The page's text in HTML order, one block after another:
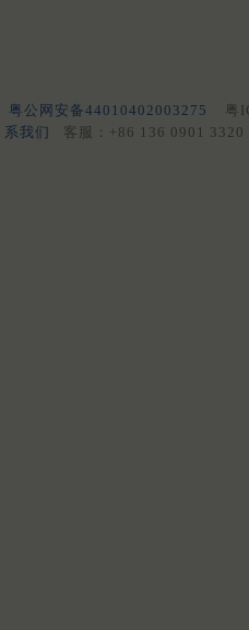
粤公网安备44010402003275 粤
系我们
客服：+86 136 0901 3320